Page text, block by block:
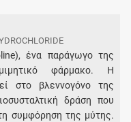
ένα παράγωγο της
φάρμακο. Η
στο βλεννογόνο της
δράση που
συμφόρηση της μύτης.